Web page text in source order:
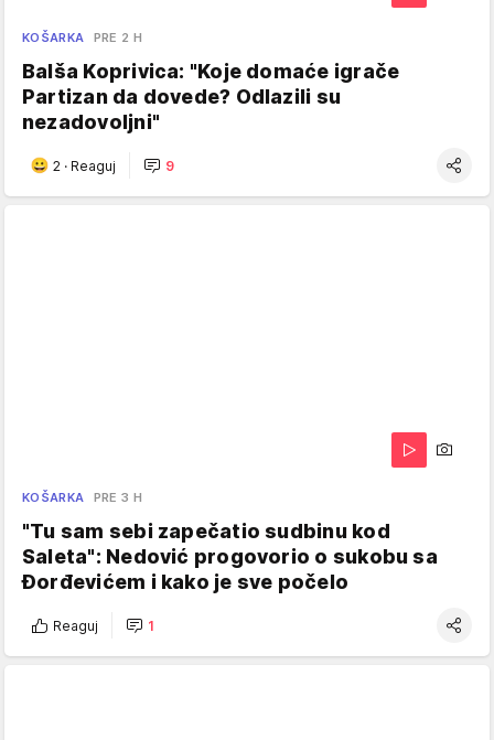
KOŠARKA PRE 2 H
Balša Koprivica: "Koje domaće igrače
Partizan da dovede? Odlazili su
nezadovoljni"
2 · Reaguj 9
KOŠARKA PRE 3 H
"Tu sam sebi zapečatio sudbinu kod
Saleta": Nedović progovorio o sukobu sa
Đorđevićem i kako je sve počelo
Reaguj 1